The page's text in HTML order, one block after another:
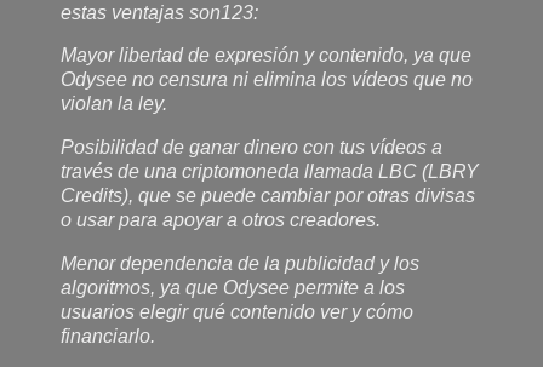
estas ventajas son123:
Mayor libertad de expresión y contenido, ya que
Odysee no censura ni elimina los vídeos que no
violan la ley.
Posibilidad de ganar dinero con tus vídeos a
través de una criptomoneda llamada LBC (LBRY
Credits), que se puede cambiar por otras divisas
o usar para apoyar a otros creadores.
Menor dependencia de la publicidad y los
algoritmos, ya que Odysee permite a los
usuarios elegir qué contenido ver y cómo
financiarlo.